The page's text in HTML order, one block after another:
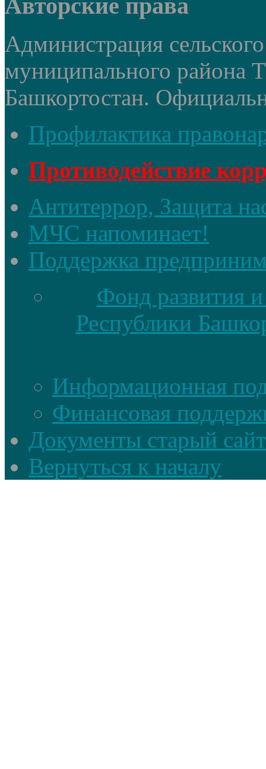
Авторские права
Администрация
муниципального района
Башкортостан.
Профилактика
Противодействие
Антитеррор, Защита
МЧС напоминает!
Поддержка
Фонд развития
Республики
Информационная
Финансовая
Документы старый сайт
Вернуться к началу